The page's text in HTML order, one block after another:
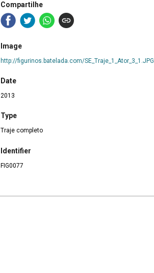
Compartilhe
Image
http://figurinos.batelada.com/SE_Traje_1_Ator_3_1.JPG
Date
2013
Type
Traje completo
Identifier
FIG0077